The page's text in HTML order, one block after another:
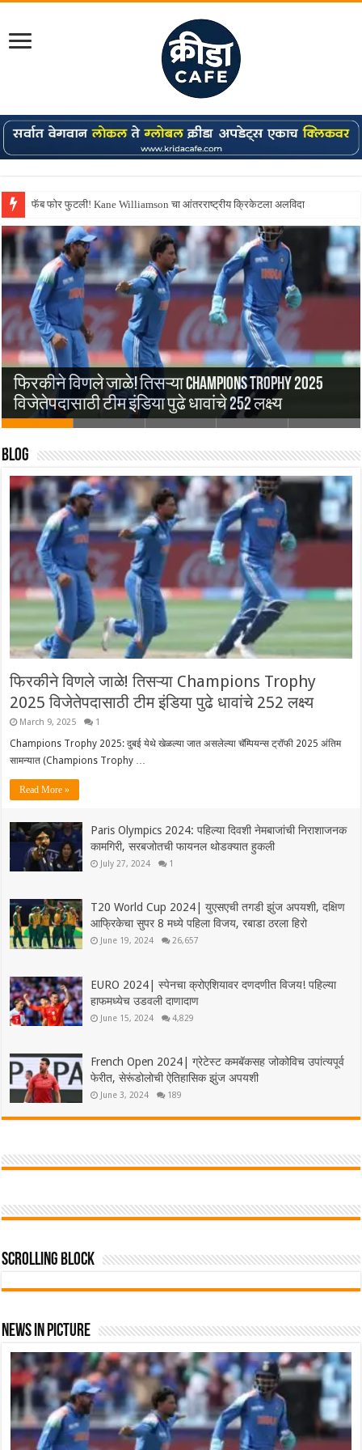
फॅब फोर फुटली! Kane Williamson चा आंतरराष्ट्रीय क्रिकेटला अलविदा
फिरकीने विणले जाळे! तिसऱ्या Champions Trophy 2025
विजेतेपदासाठी टीम इंडिया पुढे धावांचे 252 लक्ष्य
Paris Olympics 2024: पहिल्या दिवशी नेमबाजांची
निराशाजनक कामगिरी, सरबजोतची फायनल थोडक्यात
हुकली
T20 World Cup 2024| युएसएची तगडी झुंज अपयशी, दक्षिण
आफ्रिकेचा सुपर 8 मध्ये पहिला विजय, रबाडा ठरला हिरो
EURO 2024| स्पेनचा क्रोएशियावर दणदणीत विजय!
पहिल्या हाफमध्येच उडवली दाणादाण
French Open 2024| ग्रेटेस्ट कमबॅकसह जोकोविच
उपांत्यपूर्व फेरीत, सेरूंडोलोची ऐतिहासिक झुंज अपयशी
Blog
फिरकीने विणले जाळे! तिसऱ्या Champions Trophy
2025 विजेतेपदासाठी टीम इंडिया पुढे धावांचे 252 लक्ष्य
March 9, 2025 1
Champions Trophy 2025: दुबई येथे खेळल्या जात असलेल्या चॅम्पियन्स ट्रॉफी 2025 अंतिम
सामन्यात (Champions Trophy …
Read More »
Paris Olympics 2024: पहिल्या दिवशी नेमबाजांची निराशाजनक
कामगिरी, सरबजोतची फायनल थोडक्यात हुकली
July 27, 2024 1
T20 World Cup 2024| युएसएची तगडी झुंज अपयशी, दक्षिण
आफ्रिकेचा सुपर 8 मध्ये पहिला विजय, रबाडा ठरला हिरो
June 19, 2024 26,657
EURO 2024| स्पेनचा क्रोएशियावर दणदणीत विजय! पहिल्या
हाफमध्येच उडवली दाणादाण
June 15, 2024 4,829
French Open 2024| ग्रेटेस्ट कमबॅकसह जोकोविच उपांत्यपूर्व
फेरीत, सेरूंडोलोची ऐतिहासिक झुंज अपयशी
June 3, 2024 189
Scrolling Block
News In Picture